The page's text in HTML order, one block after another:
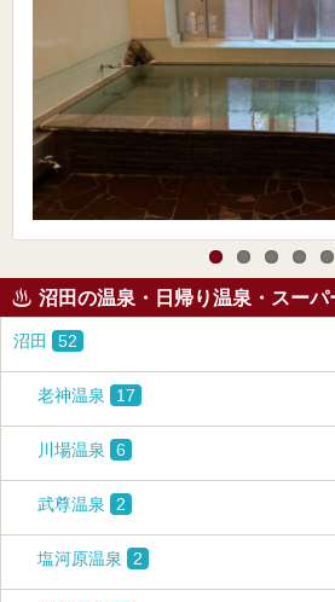
沼田の温泉・日帰り温泉・スーパ
沼田 52
老神温泉 17
川場温泉 6
武尊温泉 2
塩河原温泉 2